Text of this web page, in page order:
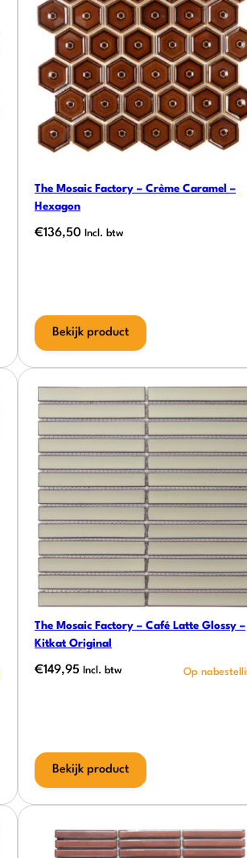
The Mosaic Factory – Crème Caramel –
Hexagon
€136,50 Incl. btw
Bekijk product
The Mosaic Factory – Café Latte Glossy –
Kitkat Original
€149,95 Incl. btw
Bekijk product